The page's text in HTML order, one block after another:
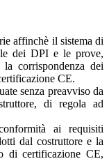
affinchè il sistema di
dei DPI e le prove,
corrispondenza dei
CE.
senza preavviso da
di regola ad
ai requisiti
dal costruttore e la
di certificazione CE,